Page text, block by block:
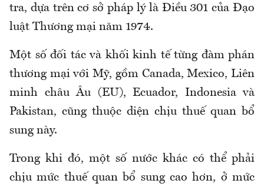
tra, dựa trên cơ sở pháp lý là Điều 301 của Đạo
luật Thương mại năm 1974.
Một số đối tác và khối kinh tế từng đàm phán
thương mại với Mỹ, gồm Canada, Mexico, Liên
minh châu Âu (EU), Ecuador, Indonesia và
Pakistan, cũng thuộc diện chịu thuế quan bổ
sung này.
Trong khi đó, một số nước khác có thể phải
chịu mức thuế quan bổ sung cao hơn, ở mức